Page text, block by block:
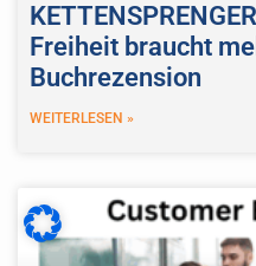
Freiheit braucht
Buchrezension
WEITERLESEN »